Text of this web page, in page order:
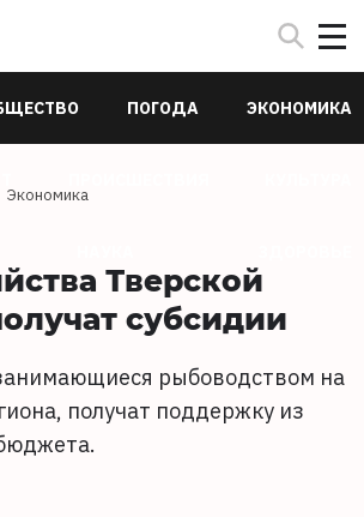
ПОГОДА ЭКОНОМИКА
Экономика
Тверской
субсидии
рыбоводством на
получат поддержку из